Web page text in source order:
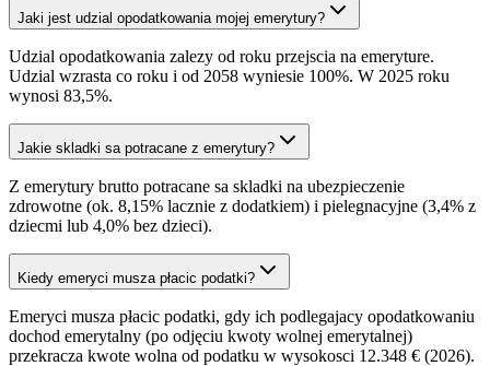
Jaki jest udzial opodatkowania mojej emerytury?
Udzial opodatkowania zalezy od roku przejscia na emeryture.
Udzial wzrasta co roku i od 2058 wyniesie 100%. W 2025 roku
wynosi 83,5%.
Jakie skladki sa potracane z emerytury?
Z emerytury brutto potracane sa skladki na ubezpieczenie
zdrowotne (ok. 8,15% lacznie z dodatkiem) i pielegnacyjne (3,4% z
dziecmi lub 4,0% bez dzieci).
Kiedy emeryci musza płacic podatki?
Emeryci musza płacic podatki, gdy ich podlegajacy opodatkowaniu
dochod emerytalny (po odjęciu kwoty wolnej emerytalnej)
przekracza kwote wolna od podatku w wysokosci 12.348 € (2026).